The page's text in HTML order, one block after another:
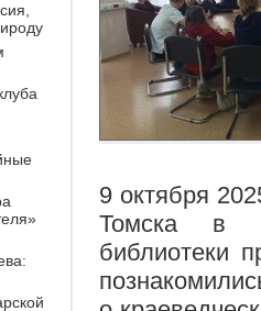
9 октября
Томска в
библиотеки